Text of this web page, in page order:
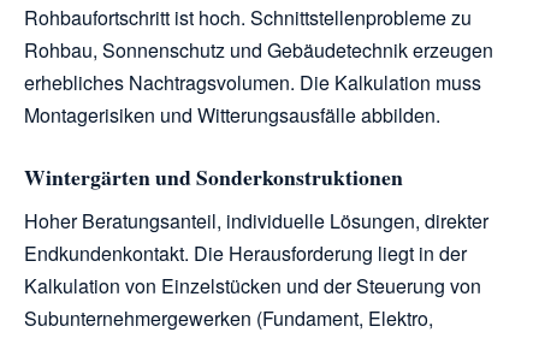
Rohbaufortschritt ist hoch. Schnittstellenprobleme zu
Rohbau, Sonnenschutz und Gebäudetechnik erzeugen
erhebliches Nachtragsvolumen. Die Kalkulation muss
Montagerisiken und Witterungsausfälle abbilden.
Wintergärten und Sonderkonstruktionen
Hoher Beratungsanteil, individuelle Lösungen, direkter
Endkundenkontakt. Die Herausforderung liegt in der
Kalkulation von Einzelstücken und der Steuerung von
Subunternehmergewerken (Fundament, Elektro,